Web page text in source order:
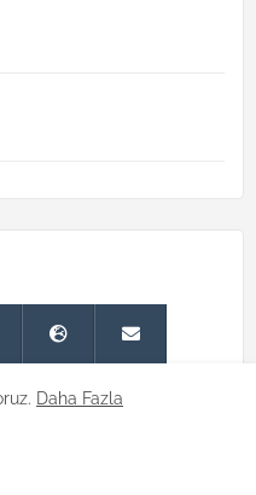
Daha Fazla